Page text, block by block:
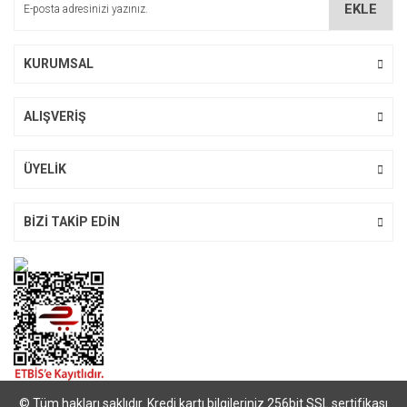
EKLE
KURUMSAL
ALIŞVERİŞ
ÜYELİK
BİZİ TAKİP EDİN
© Tüm hakları saklıdır. Kredi kartı bilgileriniz 256bit SSL sertifikası